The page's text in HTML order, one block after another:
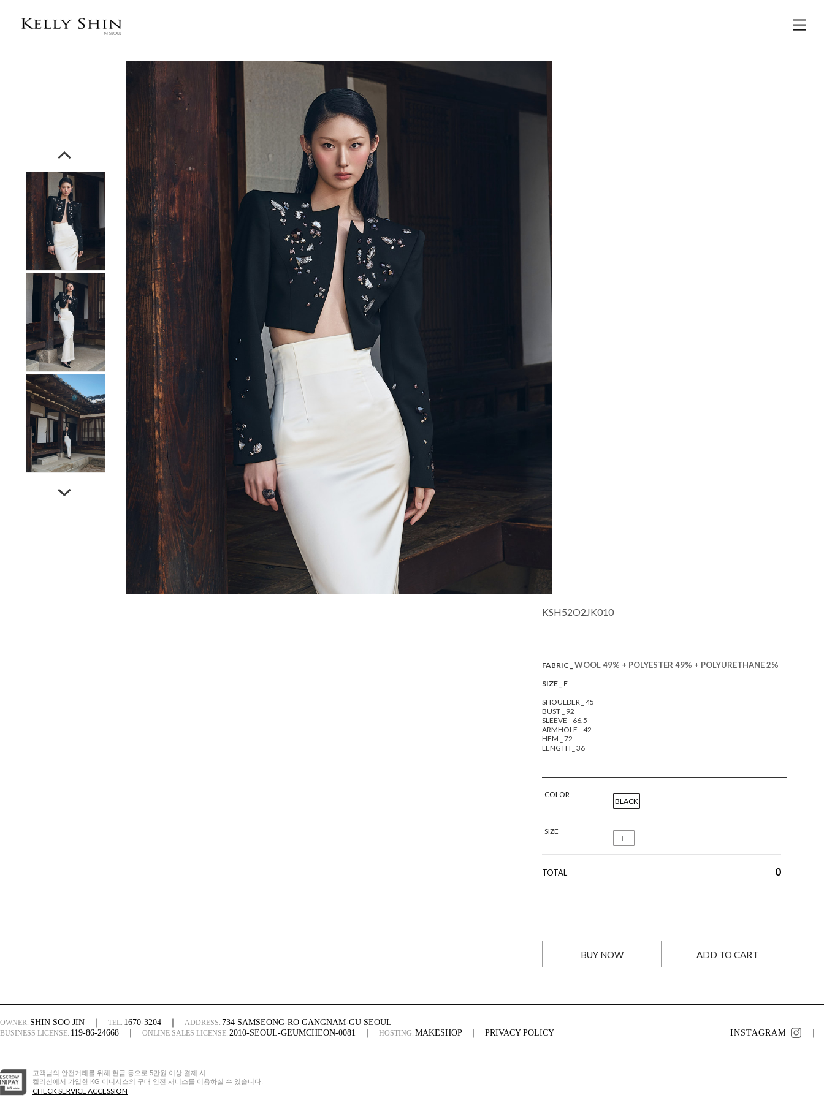
KSH52O2JK010
FABRIC _ WOOL 49% + POLYESTER 49% + POLYURETHANE 2%
SIZE _ F
SHOULDER _ 45
BUST _ 92
SLEEVE _ 66.5
ARMHOLE _ 42
HEM _ 72
LENGTH _ 36
COLOR
BLACK
SIZE
F
TOTAL 0
BUY NOW ADD TO CART
OWNER. SHIN SOO JIN TEL. 1670-3204 ADDRESS. 734 SAMSEONG-RO GANGNAM-GU SEOUL
BUSINESS LICENSE. 119-86-24668 ONLINE SALES LICENSE. 2010-SEOUL-GEUMCHEON-0081 HOSTING. MAKESHOP PRIVACY POLICY INSTAGRAM
고객님의 안전거래를 위해 현금 등으로 5만원 이상 결제 시
켈리신에서 가입한 KG 이니시스의 구매 안전 서비스를 이용하실 수 있습니다.
CHECK SERVICE ACCESSION